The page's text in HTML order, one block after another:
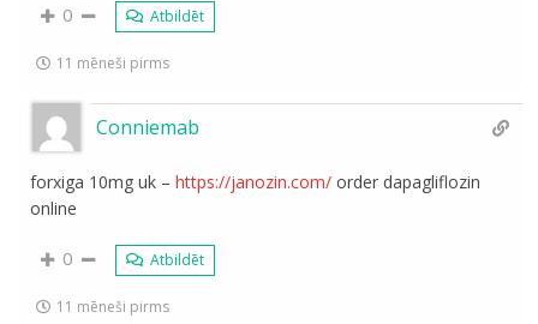
0 Atbildēt
11 mēneši pirms
Conniemab
forxiga 10mg uk –https://janozin.com/ order dapagliflozin
online
0 Atbildēt
11 mēneši pirms